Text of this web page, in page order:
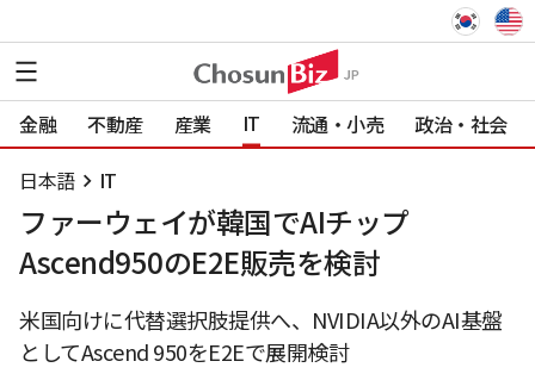
金融 不動産 産業 IT 流通・小売 政治・社会
日本語 IT
ファーウェイが韓国でAIチップ
Ascend950のE2E販売を検討
米国向けに代替選択肢提供へ、NVIDIA以外のAI基盤
としてAscend 950をE2Eで展開検討